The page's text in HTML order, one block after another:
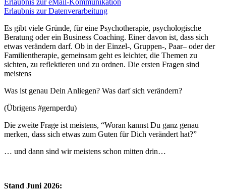
Erlaubnis zur eMail-Kommunikation
Erlaubnis zur Datenverarbeitung
Es gibt viele Gründe, für eine Psychotherapie, psychologische
Beratung oder ein Business Coaching. Einer davon ist, dass sich
etwas verändern darf. Ob in der Einzel-, Gruppen-, Paar– oder der
Familientherapie, gemeinsam geht es leichter, die Themen zu
sichten, zu reflektieren und zu ordnen. Die ersten Fragen sind
meistens
Was ist genau Dein Anliegen? Was darf sich verändern?
(Übrigens #gernperdu)
Die zweite Frage ist meistens, “Woran kannst Du ganz genau
merken, dass sich etwas zum Guten für Dich verändert hat?”
… und dann sind wir meistens schon mitten drin…
Stand Juni 2026: